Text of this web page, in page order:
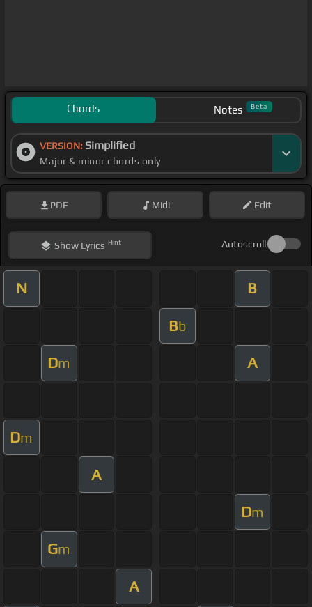
Chords Notes Beta
VERSION: Simplified
Major & minor chords only
PDF Midi Edit
ShowLyrics Hint Autoscroll
N B
Bb
Dm A
Dm
A
Dm
Gm
A